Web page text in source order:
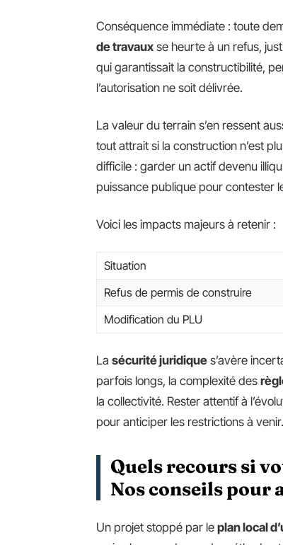
Conséquence immédiate : toute
de travaux se heurte à un refus,
qui garantissait la constructibilité,
l’autorisation ne soit délivrée.
La valeur du terrain s’en ressent
tout attrait si la construction n’est
difficile : garder un actif devenu
puissance publique pour contester
Voici les impacts majeurs à retenir :
Situation
Refus de permis de construire
Modification du PLU
La sécurité juridique s’avère
parfois longs, la complexité des
la collectivité. Rester attentif à
pour anticiper les restrictions à venir.
Quels recours si
Nos conseils pour
Un projet stoppé par le plan local